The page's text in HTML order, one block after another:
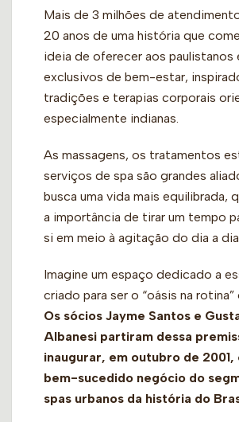
Mais de 3 milhões de
20 anos de uma história que
ideia de oferecer aos paulistanos
exclusivos de bem-estar,
tradições e terapias corporais
especialmente indianas.
As massagens, os tratamentos
serviços de spa são grandes
busca uma vida mais equilibrada,
a importância de tirar um tempo
si em meio à agitação do dia a
Imagine um espaço dedicado a
criado para ser o “oásis na
Os sócios Jayme Santos e
Albanesi partiram dessa
inaugurar, em outubro de 2001,
bem-sucedido negócio do
spas urbanos da história do